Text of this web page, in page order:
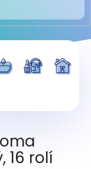
16 rolí